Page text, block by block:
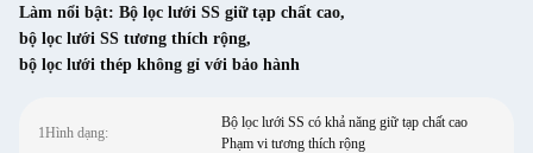
Làm nổi bật: Bộ lọc lưới SS giữ tạp chất cao,
bộ lọc lưới SS tương thích rộng,
bộ lọc lưới thép không gỉ với bảo hành
1Hình dạng:
Bộ lọc lưới SS có khả năng giữ tạp chất cao
Phạm vi tương thích rộng